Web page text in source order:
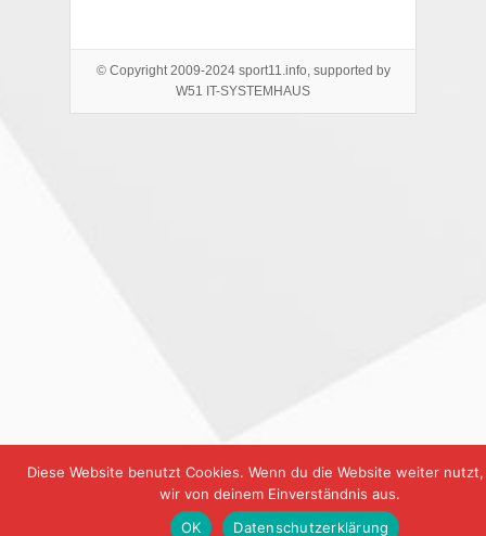
© Copyright 2009-2024 sport11.info, supported by
W51 IT-SYSTEMHAUS
Diese Website benutzt Cookies. Wenn du die Website weiter
wir von deinem Einverständnis aus.
OK
Datenschutzerklärung